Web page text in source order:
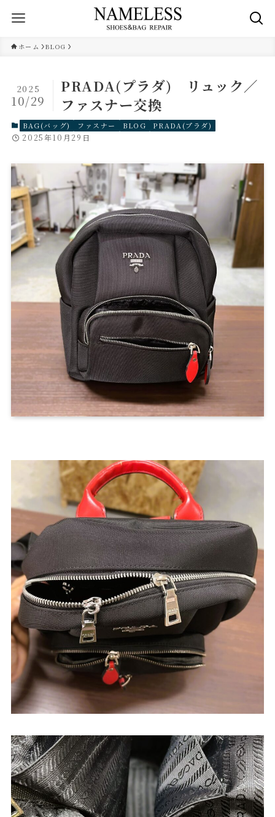
ホーム BLOG
PRADA(プラダ) リュック／
ファスナー交換
2025
10/29
BAG(バッグ) ファスナー BLOG PRADA(プラダ)
2025年10月29日